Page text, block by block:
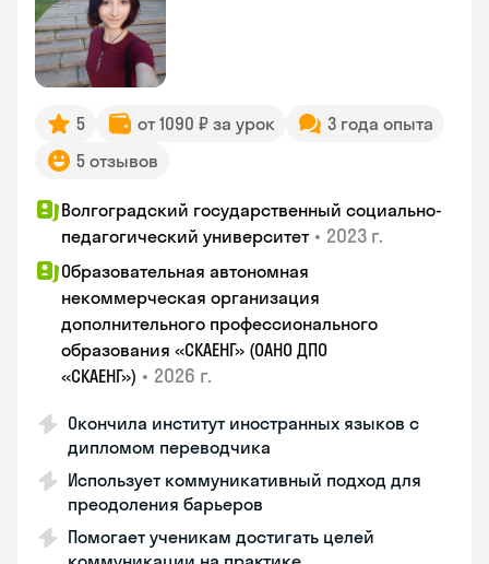
5 от 1090 ₽ за урок
3 года опыта
5 отзывов
Волгоградский государственный социально-
педагогический университет • 2023 г.
Образовательная автономная
некоммерческая организация
дополнительного профессионального
образования «СКАЕНГ» (ОАНО ДПО
«СКАЕНГ») • 2026 г.
Окончила институт иностранных языков с
дипломом переводчика
Использует коммуникативный подход для
преодоления барьеров
Помогает ученикам достигать целей